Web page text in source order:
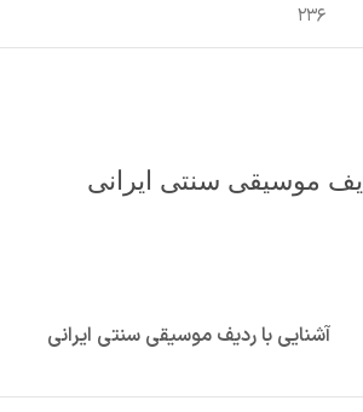
۲۳۶
موسیقی سنتی ایرانی
آشنایی با ردیف موسیقی سنتی ایرانی